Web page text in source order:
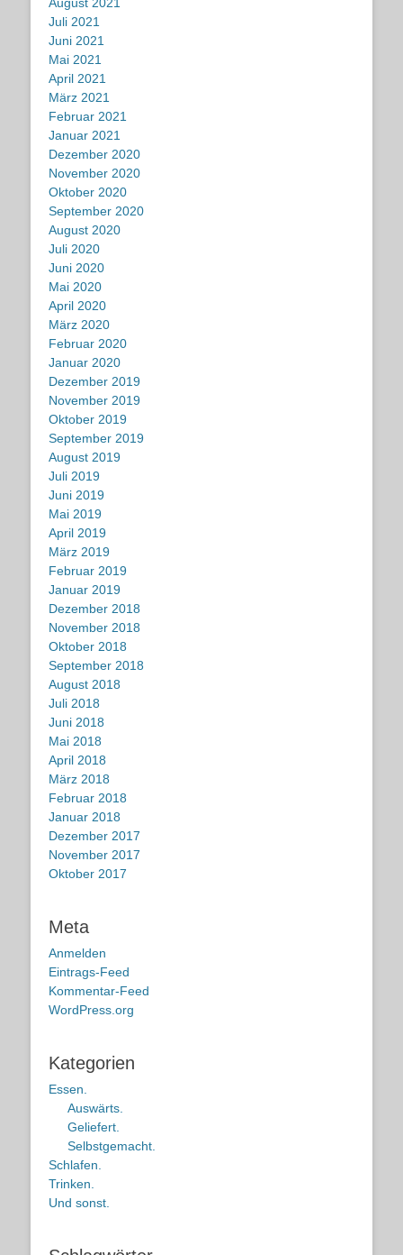
Juli 2021
Juni 2021
Mai 2021
April 2021
März 2021
Februar 2021
Januar 2021
Dezember 2020
November 2020
Oktober 2020
September 2020
August 2020
Juli 2020
Juni 2020
Mai 2020
April 2020
März 2020
Februar 2020
Januar 2020
Dezember 2019
November 2019
Oktober 2019
September 2019
August 2019
Juli 2019
Juni 2019
Mai 2019
April 2019
März 2019
Februar 2019
Januar 2019
Dezember 2018
November 2018
Oktober 2018
September 2018
August 2018
Juli 2018
Juni 2018
Mai 2018
April 2018
März 2018
Februar 2018
Januar 2018
Dezember 2017
November 2017
Oktober 2017
Meta
Anmelden
Eintrags-Feed
Kommentar-Feed
WordPress.org
Kategorien
Essen.
Auswärts.
Geliefert.
Selbstgemacht.
Schlafen.
Trinken.
Und sonst.